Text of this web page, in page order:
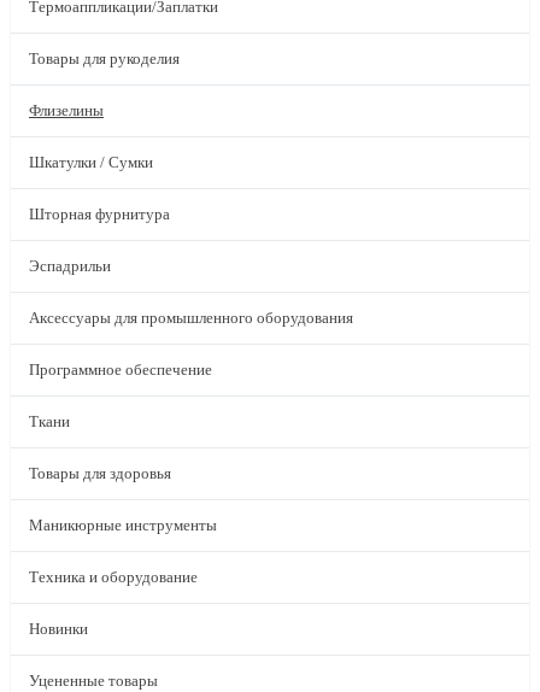
Термоаппликации/Заплатки
Товары для рукоделия
Флизелины
Шкатулки / Сумки
Шторная фурнитура
Эспадрильи
Аксессуары для промышленного оборудования
Программное обеспечение
Ткани
Товары для здоровья
Маникюрные инструменты
Техника и оборудование
Новинки
Уцененные товары